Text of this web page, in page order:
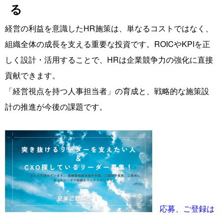
る
経営の利益を意識したHR施策は、単なるコストではなく、
組織全体の成長を支える重要な投資です。ROICやKPIを正
しく設計・活用することで、HRは企業競争力の強化に直接
貢献できます。
「経営視点を持つ人事担当者」の育成と、戦略的な施策設
計の推進が今後の課題です。
応募、ご登録は